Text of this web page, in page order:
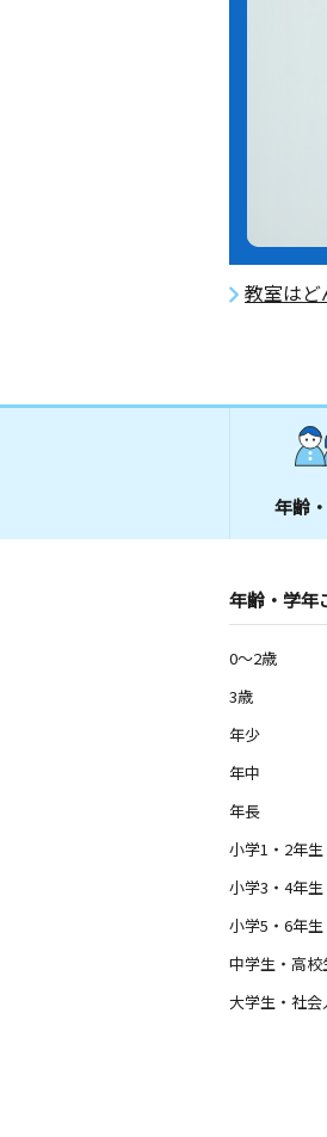
教室はど
年齢
年齢・学年
0～2歳
3歳
年少
年中
年長
小学1・2年生
小学3・4年生
小学5・6年生
中学生・高校
大学生・社会